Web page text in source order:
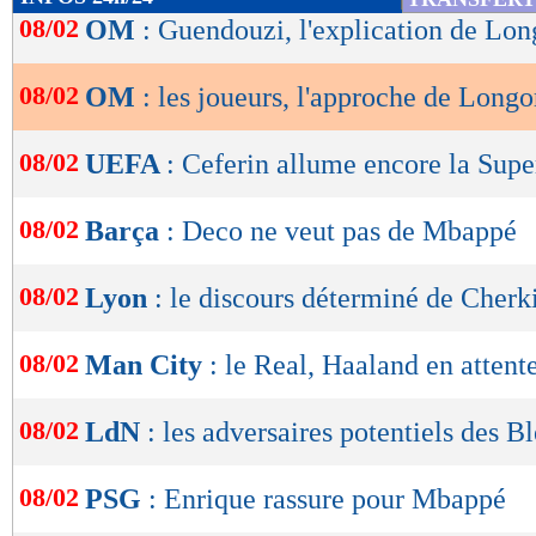
de
OK
08/02 OM : Guendouzi, l'explication de
08/02 OM : les joueurs, l'approche de
08/02 UEFA : Ceferin allume encore la
08/02 Barça : Deco ne veut pas de Mbappé
08/02 Lyon : le discours déterminé de
08/02 Man City : le Real, Haaland en
08/02 LdN : les adversaires potentiels des
08/02 PSG : Enrique rassure pour Mbappé